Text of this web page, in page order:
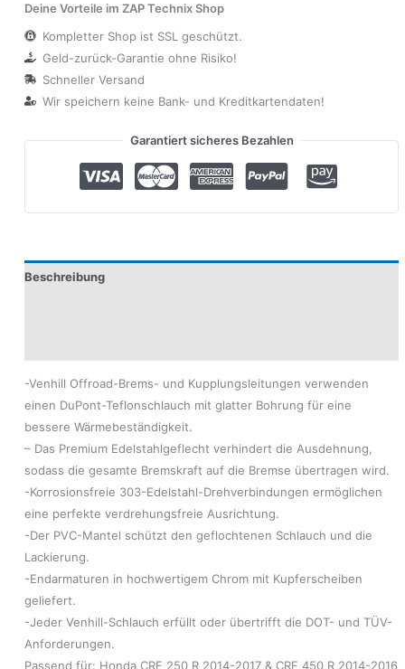
Deine Vorteile im ZAP Technix Shop
Kompletter Shop ist SSL geschützt.
Geld-zurück-Garantie ohne Risiko!
Schneller Versand
Wir speichern keine Bank- und Kreditkartendaten!
Garantiert sicheres Bezahlen
Beschreibung
-Venhill Offroad-Brems- und Kupplungsleitungen verwenden
einen DuPont-Teflonschlauch mit glatter Bohrung für eine
bessere Wärmebeständigkeit.
– Das Premium Edelstahlgeflecht verhindert die Ausdehnung,
sodass die gesamte Bremskraft auf die Bremse übertragen wird.
-Korrosionsfreie 303-Edelstahl-Drehverbindungen ermöglichen
eine perfekte verdrehungsfreie Ausrichtung.
-Der PVC-Mantel schützt den geflochtenen Schlauch und die
Lackierung.
-Endarmaturen in hochwertigem Chrom mit Kupferscheiben
geliefert.
-Jeder Venhill-Schlauch erfüllt oder übertrifft die DOT- und TÜV-
Anforderungen.
Passend für: Honda CRF 250 R 2014-2017 & CRF 450 R 2014-2016